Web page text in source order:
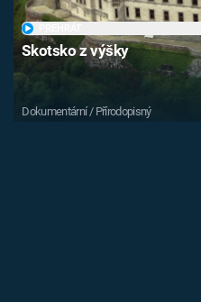
Skotsko z výšky
Dokumentární / Přírodopisný